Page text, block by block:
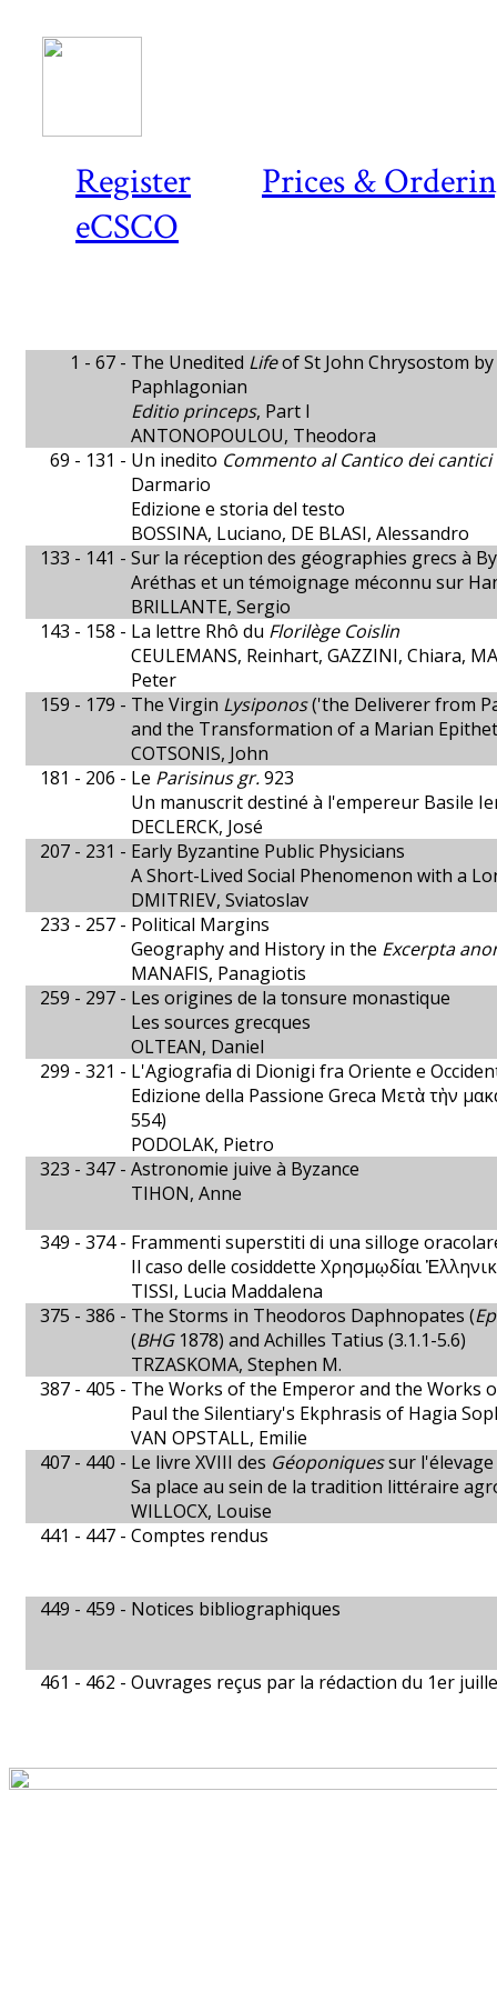
Register
Prices &
eCSCO
1 - 67 - The Unedited Lifeof St John Chrysostom
Paphlagonian
Editio princeps, Part I
ANTONOPOULOU, Theodora
69 - 131 - Un inedito Commento al Cantico dei cantici
Darmario
Edizione e storia del testo
BOSSINA, Luciano, DE BLASI, Alessandro
133 - 141 - Sur la réception des géographies grecs à
Aréthas et un témoignage méconnu sur
BRILLANTE, Sergio
143 - 158 - La lettre Rhô du Florilège Coislin
CEULEMANS, Reinhart, GAZZINI, Chiara,
Peter
159 - 179 - The Virgin Lysiponos('the Deliverer from
and the Transformation of a Marian Epithet
COTSONIS, John
181 - 206 - Le Parisinus gr.923
Un manuscrit destiné à l'empereur Basile
DECLERCK, José
207 - 231 - Early Byzantine Public Physicians
A Short-Lived Social Phenomenon with a
DMITRIEV, Sviatoslav
233 - 257 - Political Margins
Geography and History in the Excerpta
MANAFIS, Panagiotis
259 - 297 - Les origines de la tonsure monastique
Les sources grecques
OLTEAN, Daniel
299 - 321 - L'Agiografia di Dionigi fra Oriente e
Edizione della Passione Greca Μετὰ τὴν
554)
PODOLAK, Pietro
323 - 347 - Astronomie juive à Byzance
TIHON, Anne
349 - 374 - Frammenti superstiti di una silloge
Il caso delle cosiddette Χρησμῳδίαι
TISSI, Lucia Maddalena
375 - 386 - The Storms in Theodoros Daphnopates (
(BHG1878) and Achilles Tatius (3.1.1-5.6)
TRZASKOMA, Stephen M.
387 - 405 - The Works of the Emperor and the Works
Paul the Silentiary's Ekphrasis of Hagia
VAN OPSTALL, Emilie
407 - 440 - Le livre XVIII des Géoponiquessur
Sa place au sein de la tradition littéraire
WILLOCX, Louise
441 - 447 - Comptes rendus
449 - 459 - Notices bibliographiques
461 - 462 - Ouvrages reçus par la rédaction du 1er